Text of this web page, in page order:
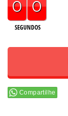
0 0
SEGUNDOS
Compartilhe